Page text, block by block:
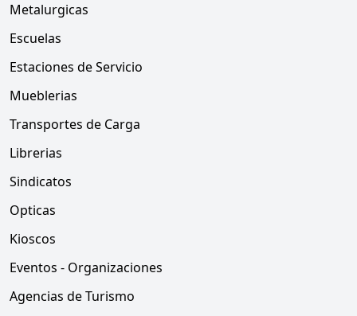
Metalurgicas
Escuelas
Estaciones de Servicio
Mueblerias
Transportes de Carga
Librerias
Sindicatos
Opticas
Kioscos
Eventos - Organizaciones
Agencias de Turismo